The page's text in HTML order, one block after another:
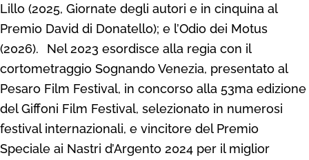
Lillo (2025, Giornate degli autori e in cinquina al
Premio David di Donatello); e l’Odio dei Motus
(2026).
Nel 2023 esordisce alla regia con il
cortometraggio Sognando Venezia, presentato al
Pesaro Film Festival, in concorso alla 53ma edizione
del Giffoni Film Festival, selezionato in numerosi
festival internazionali, e vincitore del Premio
Speciale ai Nastri d’Argento 2024 per il miglior